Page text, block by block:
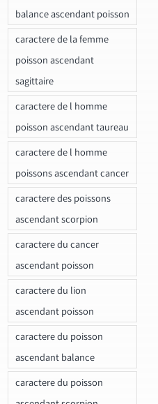
balance ascendant poisson
caractere de la femme
poisson ascendant
sagittaire
caractere de l homme
poisson ascendant taureau
caractere de l homme
poissons ascendant cancer
caractere des poissons
ascendant scorpion
caractere du cancer
ascendant poisson
caractere du lion
ascendant poisson
caractere du poisson
ascendant balance
caractere du poisson